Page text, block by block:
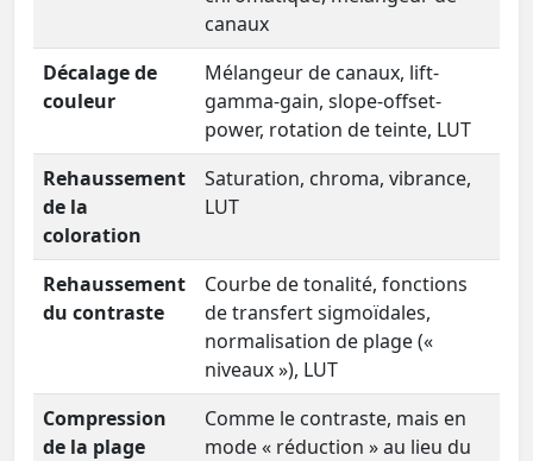
canaux
Décalage de
couleur
Mélangeur de canaux, lift-
gamma-gain, slope-offset-
power, rotation de teinte, LUT
Rehaussement
de la
coloration
Saturation, chroma, vibrance,
LUT
Rehaussement
du contraste
Courbe de tonalité, fonctions
de transfert sigmoïdales,
normalisation de plage («
niveaux »), LUT
Compression
de la plage
Comme le contraste, mais en
mode « réduction » au lieu du